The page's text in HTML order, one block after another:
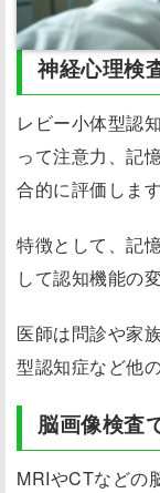
神経心理検
レビー小体型認
って注意力、記
合的に評価します
特徴として、記
して認知機能の
医師は問診や家
型認知症など他
脳画像検査
MRIやCTなどの